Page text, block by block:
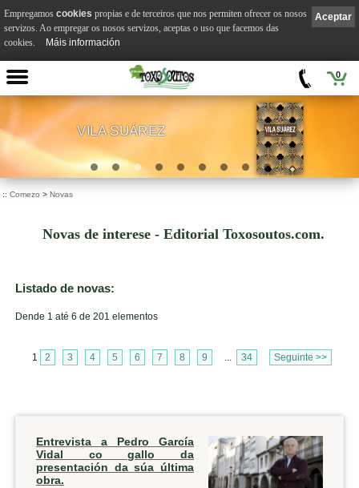
0
VILA SUÁREZ
:: Comezo > Novas
Novas de interese - Editorial Toxosoutos.com.
Listado de novas:
Dende 1 até 6 de 201 elementos
1 2 3 4 5 6 7 8 9 34 Seguinte >>
Entrevista a Pedro García
Vidal co gallo da
presentación da súa última
obra.
Aceptar
Empregamos cookies propias e de terceiros que nos permiten ofrecer os nosos
servizos. Ao empregar os nosos servizos, aceptas o uso que facemos das
cookies.
Máis información